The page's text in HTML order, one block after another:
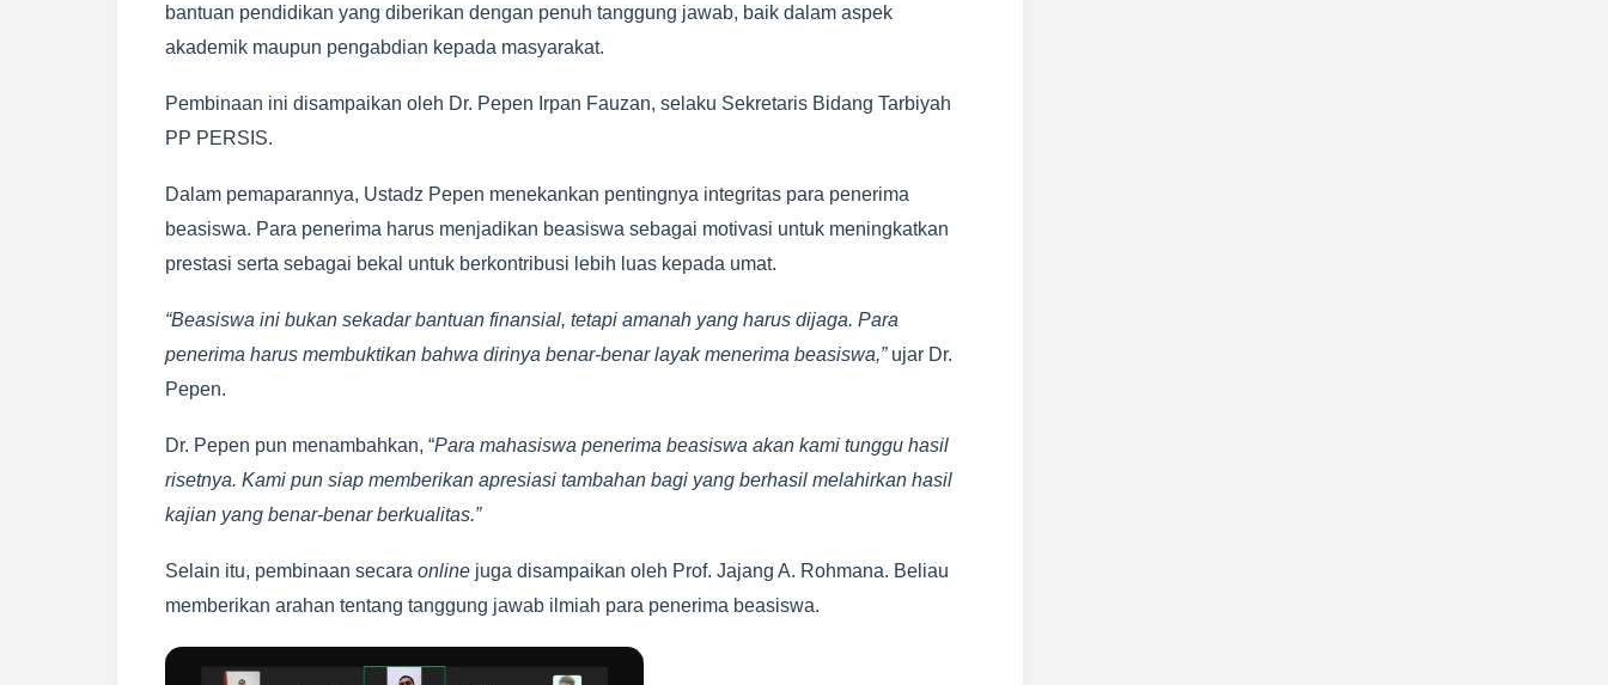
bantuan pendidikan yang diberikan dengan penuh tanggung jawab, baik dalam aspek
akademik maupun pengabdian kepada masyarakat.
Pembinaan ini disampaikan oleh Dr. Pepen Irpan Fauzan, selaku Sekretaris Bidang Tarbiyah
PP PERSIS.
Dalam pemaparannya, Ustadz Pepen menekankan pentingnya integritas para penerima
beasiswa. Para penerima harus menjadikan beasiswa sebagai motivasi untuk meningkatkan
prestasi serta sebagai bekal untuk berkontribusi lebih luas kepada umat.
“Beasiswa ini bukan sekadar bantuan finansial, tetapi amanah yang harus dijaga. Para
penerima harus membuktikan bahwa dirinya benar-benar layak menerima beasiswa,”ujar Dr.
Pepen.
Dr. Pepen pun menambahkan, “Para mahasiswa penerima beasiswa akan kami tunggu hasil
risetnya. Kami pun siap memberikan apresiasi tambahan bagi yang berhasil melahirkan hasil
kajian yang benar-benar berkualitas.”
Selain itu, pembinaan secara online juga disampaikan oleh Prof. Jajang A. Rohmana. Beliau
memberikan arahan tentang tanggung jawab ilmiah para penerima beasiswa.